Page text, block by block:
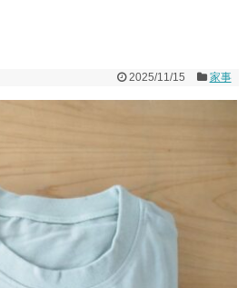
2025/11/15 家事